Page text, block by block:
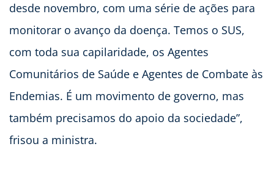
desde novembro, com uma série de ações para
monitorar o avanço da doença. Temos o SUS,
com toda sua capilaridade, os Agentes
Comunitários de Saúde e Agentes de Combate às
Endemias. É um movimento de governo, mas
também precisamos do apoio da sociedade”,
frisou a ministra.